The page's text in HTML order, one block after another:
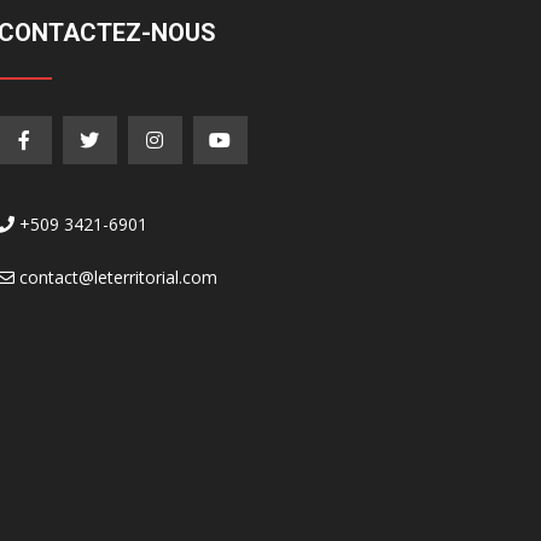
NOUS
+509 3421-6901
contact@leterritorial.com